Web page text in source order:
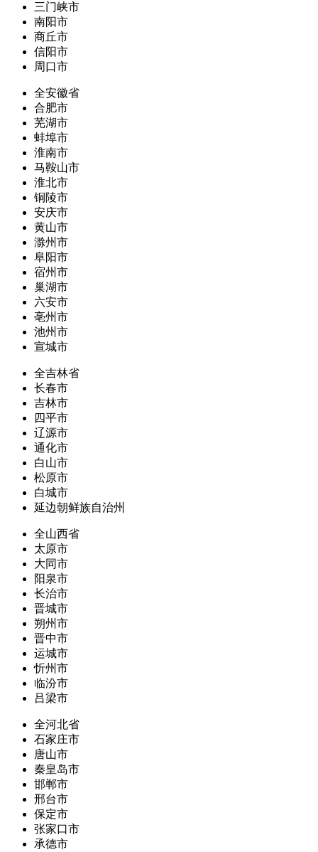
三门峡市
南阳市
商丘市
信阳市
周口市
全安徽省
合肥市
芜湖市
蚌埠市
淮南市
马鞍山市
淮北市
铜陵市
安庆市
黄山市
滁州市
阜阳市
宿州市
巢湖市
六安市
亳州市
池州市
宣城市
全吉林省
长春市
吉林市
四平市
辽源市
通化市
白山市
松原市
白城市
延边朝鲜族自治州
全山西省
太原市
大同市
阳泉市
长治市
晋城市
朔州市
晋中市
运城市
忻州市
临汾市
吕梁市
全河北省
石家庄市
唐山市
秦皇岛市
邯郸市
邢台市
保定市
张家口市
承德市